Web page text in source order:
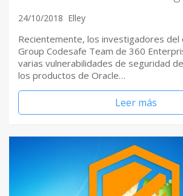
24/10/2018 Elley
Recientemente, los investigadores del
Group Codesafe Team de 360
varias vulnerabilidades de seguridad
los productos de Oracle…
Leer más